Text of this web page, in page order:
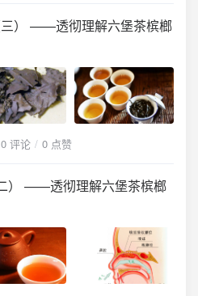
三） ——透彻理解六堡茶槟榔
0 评论 0 点赞
） ——透彻理解六堡茶槟榔